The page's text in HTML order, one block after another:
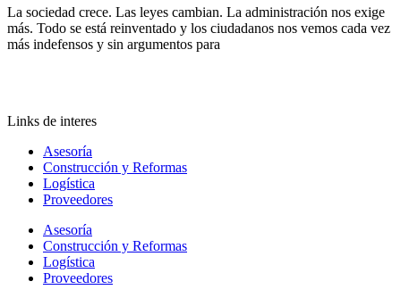
La sociedad crece. Las leyes cambian. La administración nos exige
más. Todo se está reinventado y los ciudadanos nos vemos cada vez
más indefensos y sin argumentos para
Links de interes
Asesoría
Construcción y Reformas
Logística
Proveedores
Asesoría
Construcción y Reformas
Logística
Proveedores